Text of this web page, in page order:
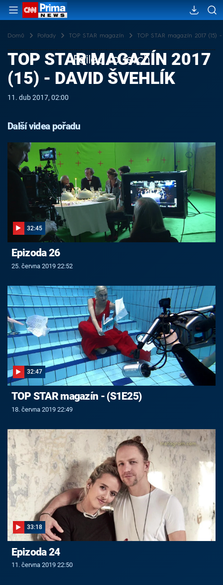
Domů Pořady TOP STAR magazín TOP STAR magazín 2017 (15)
Failed to fetch
TOP STAR MAGAZÍN 2017
(15) - DAVID ŠVEHLÍK
11. dub 2017, 02:00
Další videa pořadu
32:45
Epizoda 26
25. června 2019 22:52
32:47
TOP STAR magazín - (S1E25)
18. června 2019 22:49
33:18
Epizoda 24
11. června 2019 22:50